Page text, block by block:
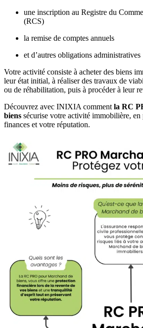
une inscription au Registre du
(RCS)
la remise de comptes annuels
et d’autres obligations administratives
Votre activité consiste à acheter des biens
leur état initial, à réaliser des travaux de
ou de réhabilitation, puis à procéder à leur
Découvrez avec INIXIA comment la RC
biens sécurise votre activité immobilière, en
finances et votre réputation.